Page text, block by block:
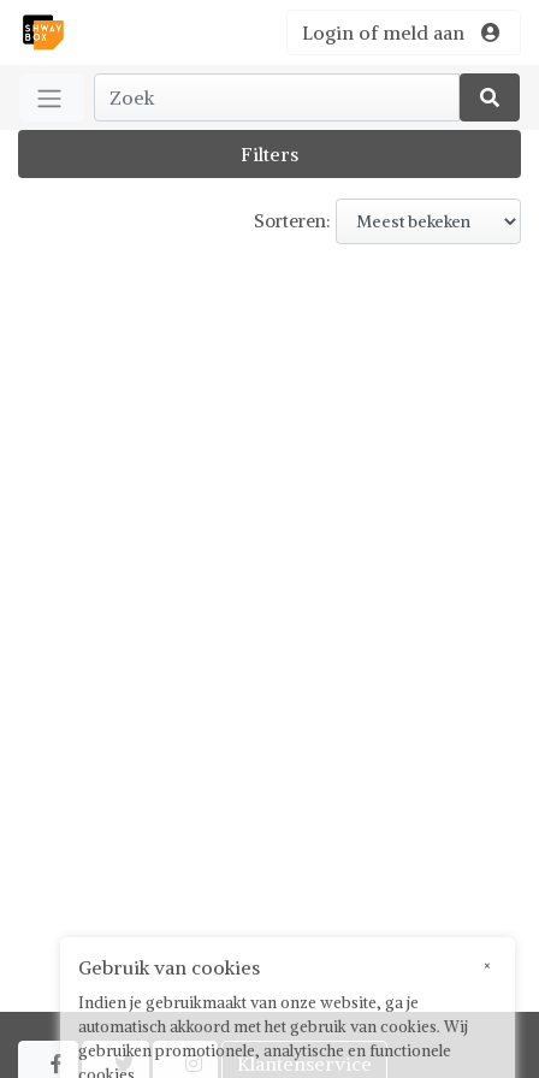
Login of meld aan
Filters
Sorteren:
   Klantenservice
×
Gebruik van cookies
Indien je gebruikmaakt van onze website, ga je
automatisch akkoord met het gebruik van cookies. Wij
gebruiken promotionele, analytische en functionele